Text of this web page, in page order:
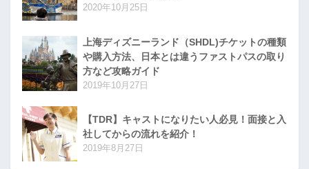
2020年10月25日
上海ディズニーランド（SHDL)チケットの種類
や購入方法、日本とは違うファストパスの取り
方など攻略ガイド
2019年10月27日
【TDR】キャストになりたい人必見！面接と入
社してからの流れを紹介！
2019年8月27日